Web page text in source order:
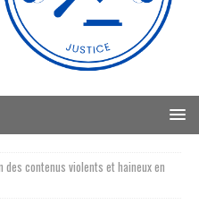
des contenus violents et haineux en